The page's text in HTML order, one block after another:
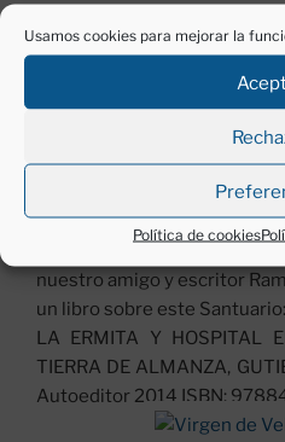
Usamos cookies para mejorar la
Política de cookies
las goteras y poco
después cae el tejado, por
Ha sido víctima
de la rapiña y en los últimos
ganado.
Actualmente está todo él en
Hace unos días, charlando
nuestro amigo y escritor
un libro sobre este Santuario:
LA ERMITA Y HOSPITAL
TIERRA DE ALMANZA,
Autoeditor 2014 ISBN: